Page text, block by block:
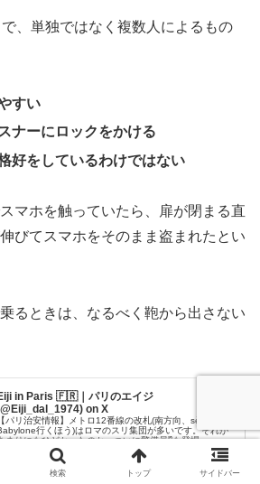
、単独ではなく複数人によるもの
すい
ナーにロックをかける
好をしているわけではない
マホを触っていたら、扉が閉まる直
びてスマホをそのまま盗まれたとい
るときは、なるべく鞄から出さない
in Paris 🇫🇷｜パリのエイジ
on X
【パリ治安情報】メトロ12番線の改札(南方向、sèvres-
行くほう)はロマのスリ集団が多いです。それが
まりにもひどかったのか、ついに警備員⁉️も登場。
検索 トップ サイドバー